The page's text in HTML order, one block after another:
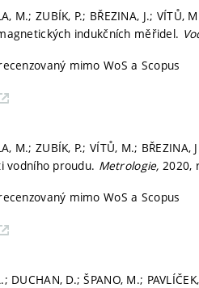
M.; ZUBÍK, P.; BŘEZINA, J.;
indukčních měřidel.
mimo WoS a Scopus
M.; ZUBÍK, P.; VÍTŮ, M.;
vodního proudu. Metrologie, 2020,
mimo WoS a Scopus
DUCHAN, D.; ŠPANO, M.;